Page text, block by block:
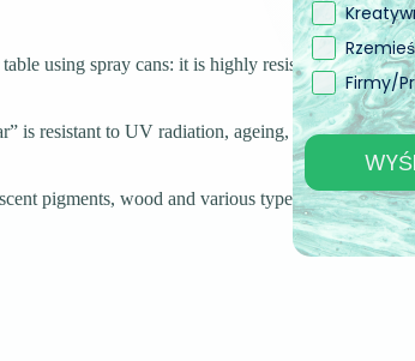
using spray cans: it is highly resistant due to its
is resistant to UV radiation, ageing, yellowing and
pigments, wood and various types of surfaces.
Firmy/